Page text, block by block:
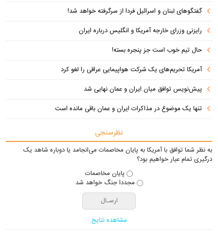
گفتگوهای لبنان و اسرائیل فردا از سرگرفته خواهد شد!
رایزنی وزرای خارجه آمریکا و انگلیس درباره ایران
حال تیم خوب است جز پنجره بسته!
آمریکا تحریم‌های یک شرکت هواپیمایی عراقی را لغو کرد
پیش‌نویس توافق میان ایران و عمان نهایی شد
تنها یک موضوع در مذاکرات ایران و عمان باقی مانده است
نظرسنجی
به نظر شما توافق با آمریکا به پایان مخاصمات می‌انجامد یا دوباره شاهد یک
درگیری تمام عیار خواهیم بود؟
پایان مخاصمات
مجددا جنگ خواهد شد
مشاهده نتایج